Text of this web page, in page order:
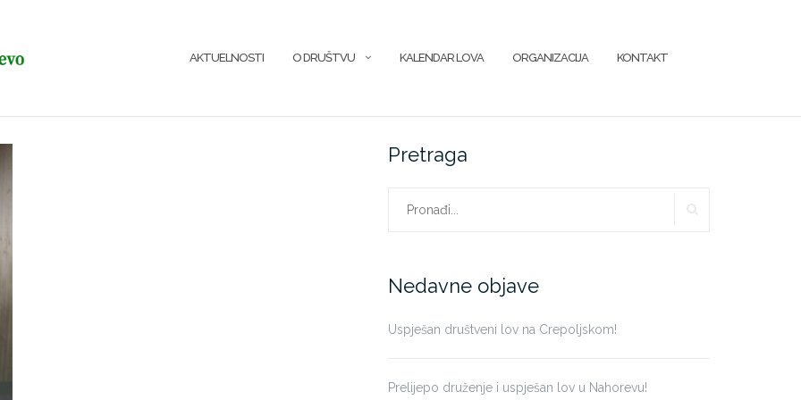
AKTUELNOSTI O DRUŠTVU KALENDAR LOVA ORGANIZACIJA KONTAKT
Pretraga
Traži:
Nedavne objave
Uspješan društveni lov na Crepoljskom!
Prelijepo druženje i uspješan lov u Nahorevu!